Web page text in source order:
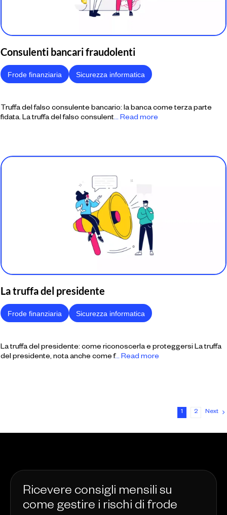
Consulenti bancari fraudolenti
Frode finanziaria Sicurezza informatica
Truffa del falso consulente bancario: la banca come terza parte
fidata. La truffa del falso consulent... Read more
La truffa del presidente
Frode finanziaria Sicurezza informatica
La truffa del presidente: come riconoscerla e proteggersi La truffa
del presidente, nota anche come f... Read more
1 2 Next
Ricevere consigli mensili su
come gestire i rischi di frode